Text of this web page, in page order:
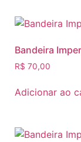
Bandeira
R$ 70,00
Adicionar ao